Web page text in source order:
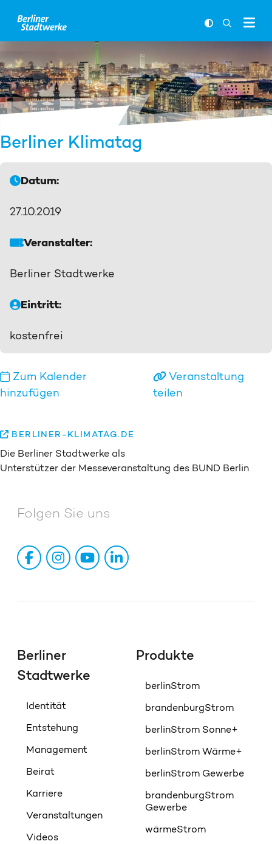
Berliner Klimatag
Datum:
27.10.2019
Veranstalter:
Berliner Stadtwerke
Eintritt:
kostenfrei
Zum Kalender
hinzufügen
Veranstaltung
teilen
BERLINER-KLIMATAG.DE
Die Berliner Stadtwerke als
Unterstützer der Messeveranstaltung des BUND Berlin
Folgen Sie uns
Berliner
Stadtwerke
Identität
Entstehung
Management
Beirat
Karriere
Veranstaltungen
Videos
Produkte
berlinStrom
brandenburgStrom
berlinStrom Sonne+
berlinStrom Wärme+
berlinStrom Gewerbe
brandenburgStrom
Gewerbe
wärmeStrom